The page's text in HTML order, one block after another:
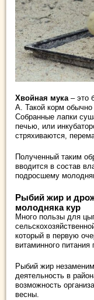
Хвойная мука– это
А. Такой корм обычно
Собранные лапки
печью, или
стряхиваются,
Полученный таким
вводится в состав
подросшему
Рыбий жир и
молодняка кур
Много пользы для
который в первую
витаминного питания
Рыбий жир
деятельность в
возможность
весны.